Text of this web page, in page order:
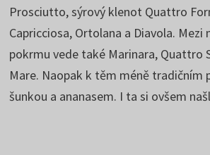
Prosciutto, sýrový klenot Quattro
Capricciosa, Ortolana a Diavola.
pokrmu vede také Marinara, Quattro
Mare. Naopak k těm méně tradičním
šunkou a ananasem. I ta si ovšem